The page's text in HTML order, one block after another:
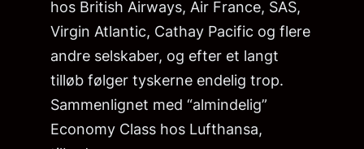
hos British Airways, Air France, SAS,
Virgin Atlantic, Cathay Pacific og flere
andre selskaber, og efter et langt
tilløb følger tyskerne endelig trop.
Sammenlignet med “almindelig”
Economy Class hos Lufthansa,